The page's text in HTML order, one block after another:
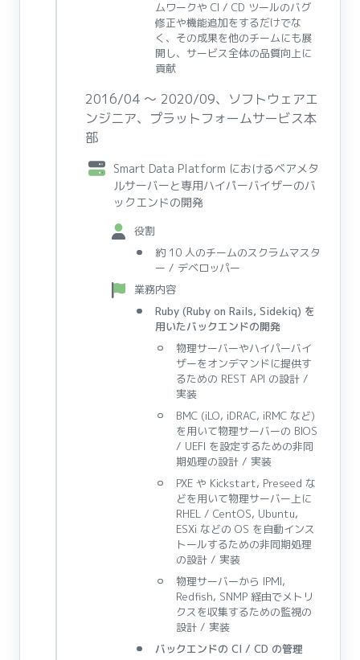
ムワークや CI / CD ツールのバグ
修正や機能追加をするだけでな
く、その成果を他のチームにも展
開し、サービス全体の品質向上に
貢献
2016/04 〜 2020/09、ソフトウェアエ
ンジニア、プラットフォームサービス本
部
Smart Data Platform におけるベアメタ
ルサーバーと専用ハイパーバイザーのバ
ックエンドの開発
役割
約 10 人のチームのスクラムマスタ
ー / デベロッパー
業務内容
Ruby (Ruby on Rails, Sidekiq) を
用いたバックエンドの開発
物理サーバーやハイパーバイ
ザーをオンデマンドに提供す
るための REST API の設計 /
実装
BMC (iLO, iDRAC, iRMC など)
を用いて物理サーバーの BIOS
/ UEFI を設定するための非同
期処理の設計 / 実装
PXE や Kickstart, Preseed な
どを用いて物理サーバー上に
RHEL / CentOS, Ubuntu,
ESXi などの OS を自動インス
トールするための非同期処理
の設計 / 実装
物理サーバーから IPMI,
Redfish, SNMP 経由でメトリ
クスを収集するための監視の
設計 / 実装
バックエンドの CI / CD の管理